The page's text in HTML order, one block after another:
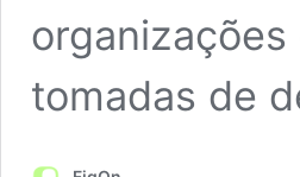
tomadas de